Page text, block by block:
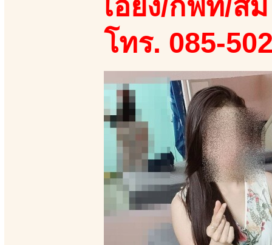
เอี้ยง/กิฟท์/ส้
โทร. 085-